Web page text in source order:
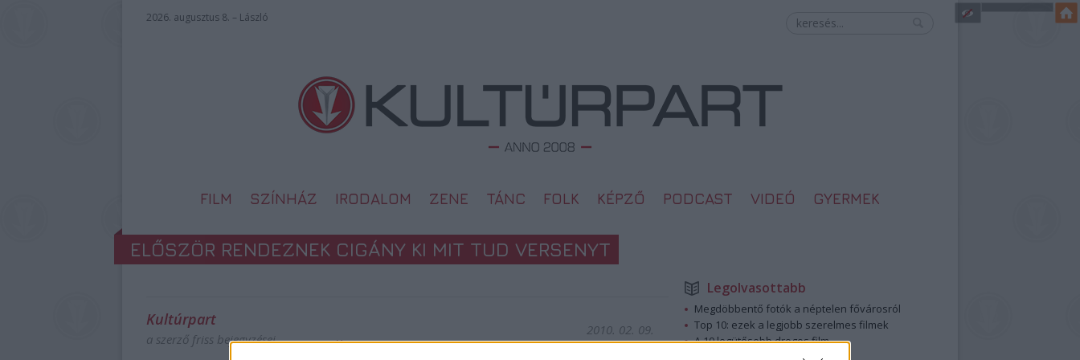
2026. augusztus 8. – László
FILM SZÍNHÁZ IRODALOM ZENE TÁNC FOLK KÉPZŐ PODCAST VIDEÓ GYERMEK
ELŐSZÖR RENDEZNEK CIGÁNY KI MIT TUD VERSENYT
Kultúrpart
a szerző friss bejegyzései
2010. 02. 09.
Legolvasottabb
Megdöbbentő fotók a néptelen fővárosról
Top 10: ezek a legjobb szerelmes filmek
A 10 legütősebb drogos film
Megjöttek a meztelen hősnők